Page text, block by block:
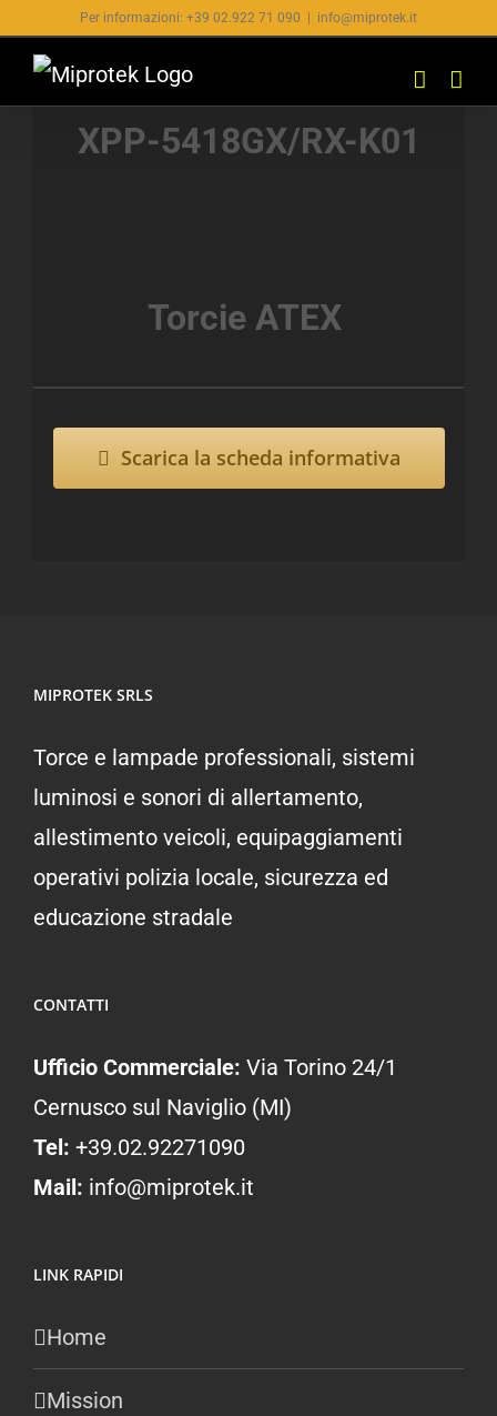
contenuto
Per informazioni: +39 02.922 71 090 info@miprotek.it
XPP-5418GX/RX-K01
Torcie ATEX
Scarica la scheda informativa
MIPROTEK SRLS
Torce e lampade professionali, sistemi
luminosi e sonori di allertamento,
allestimento veicoli, equipaggiamenti
operativi polizia locale, sicurezza ed
educazione stradale
CONTATTI
Ufficio Commerciale: Via Torino 24/1
Cernusco sul Naviglio (MI)
Tel: +39.02.92271090
Mail: info@miprotek.it
LINK RAPIDI
Home
Mission